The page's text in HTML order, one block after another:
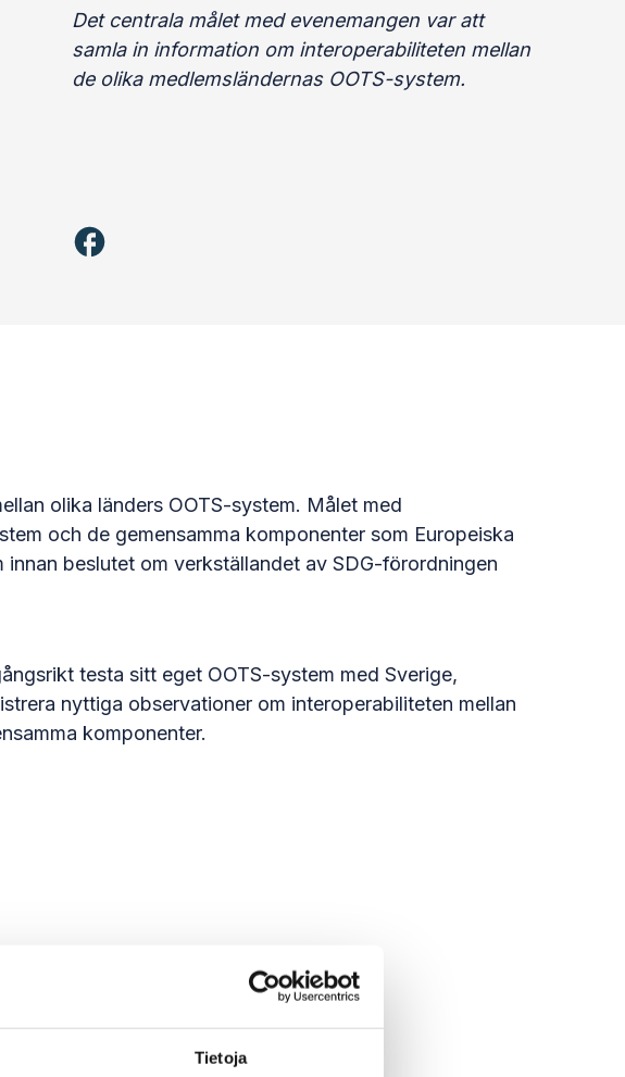
Tietoja
Det centrala målet med evenemangen var att
samla in information om interoperabiliteten mellan
de olika medlemsländernas OOTS-system.
olika länders OOTS-system. Målet med
och de gemensamma komponenter som Europeiska
beslutet om verkställandet av SDG-förordningen
testa sitt eget OOTS-system med Sverige,
nyttiga observationer om interoperabiliteten mellan
komponenter.